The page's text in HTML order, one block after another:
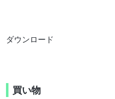
ダウンロード
買い物